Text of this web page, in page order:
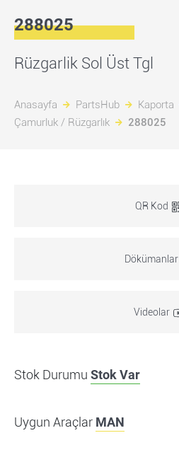
288025
Rüzgarlik Sol Üst Tgl
Anasayfa PartsHub
Kaporta
Çamurluk / Rüzgarlık
288025
QR Kod
Dökümanlar
Videolar
Stok Durumu Stok Var
Uygun Araçlar MAN